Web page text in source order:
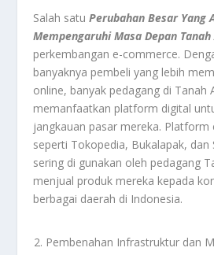
Salah satuPerubahan Besar Yang
Mempengaruhi Masa Depan Tanah
perkembangan e-commerce.
banyaknya pembeli yang lebih
online, banyak pedagang di Tanah
memanfaatkan platform digital
jangkauan pasar mereka. Platform
seperti Tokopedia, Bukalapak, dan
sering di gunakan oleh pedagang
menjual produk mereka kepada
berbagai daerah di Indonesia.
Pembenahan Infrastruktur dan